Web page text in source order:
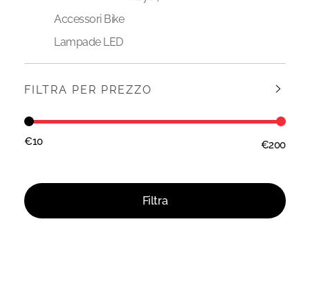
Accessori Bike
Lampade LED
FILTRA PER PREZZO
Filtra
€10 €200